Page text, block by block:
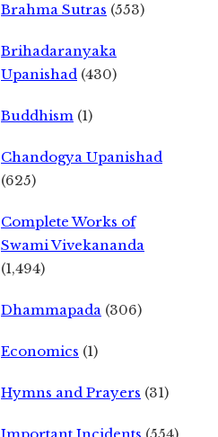
Brahma Sutras (553)
Brihadaranyaka
Upanishad (430)
Buddhism (1)
Chandogya Upanishad
(625)
Complete Works of
Swami Vivekananda
(1,494)
Dhammapada (306)
Economics (1)
Hymns and Prayers (31)